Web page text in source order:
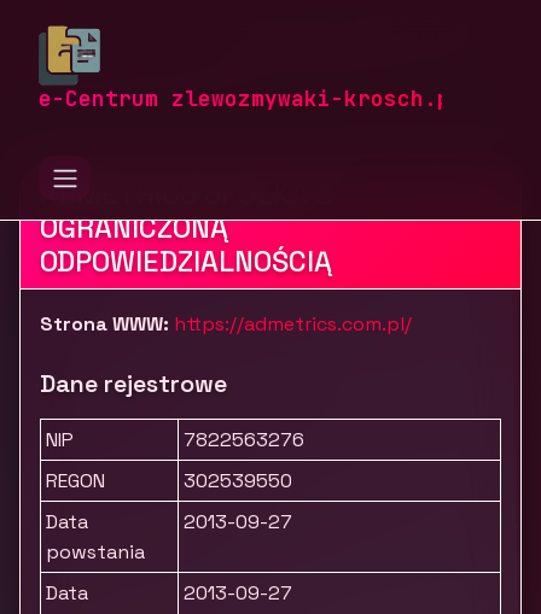
e-Centrum zlewozmywaki-krosch.pl
zlewozmywaki-krosch.pl
Marketing, reklama i PR
ADMETRICS SPÓŁKA Z
OGRANICZONĄ
ODPOWIEDZIALNOŚCIĄ
Strona WWW: https://admetrics.com.pl/
Dane rejestrowe
NIP
7822563276
REGON
302539550
Data
powstania
2013-09-27
Data
2013-09-27